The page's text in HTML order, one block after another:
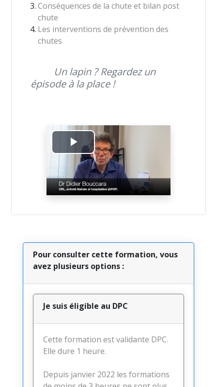
Conséquences de la chute et bilan post
chute
Les interventions de prévention des
chutes
Un lapin ? Regardez un
épisode à la place !
Play
Video
Pour consulter cette formation, vous
avez plusieurs options :
Je suis éligible au DPC
Cette formation est validante DPC.
Elle dure 1 heure.
Depuis janvier 2022 les formations